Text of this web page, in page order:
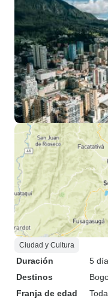
Ciudad y Cultura
Duración
5
Destinos
Franja de edad